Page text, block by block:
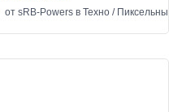
от sRB-Powers в Техно /